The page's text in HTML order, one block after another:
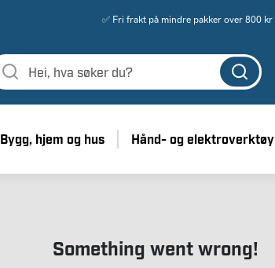
✅ Fri frakt på mindre pakker over 800 kr
Bygg, hjem og hus Hånd- og elektroverktøy
Something went wrong!